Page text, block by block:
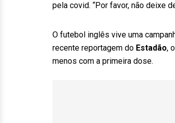
pela covid. “Por favor, não deixe
O futebol inglês vive uma
recente reportagem do Estadão,
menos com a primeira dose.